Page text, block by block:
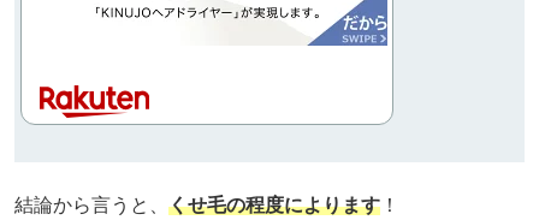
結論から言うと、 くせ毛の程度によります ！